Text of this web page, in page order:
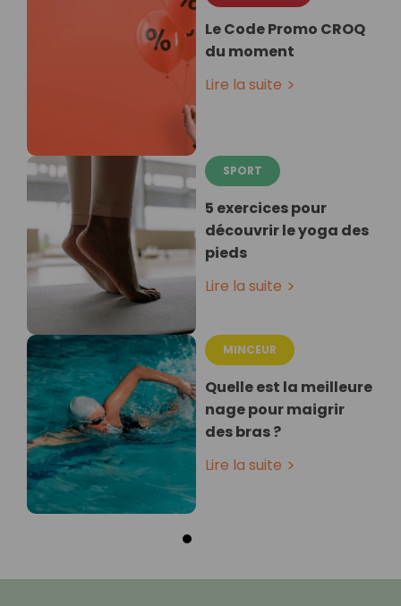
Le Code Promo CROQ
du moment
Lire la suite
SPORT
5 exercices pour
découvrir le yoga des
pieds
Lire la suite
MINCEUR
Quelle est la meilleure
nage pour maigrir
des bras ?
Lire la suite